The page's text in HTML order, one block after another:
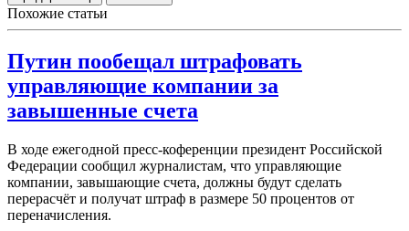
Похожие статьи
Путин пообещал штрафовать
управляющие компании за
завышенные счета
В ходе ежегодной пресс-коференции президент Российской
Федерации сообщил журналистам, что управляющие
компании, завышающие счета, должны будут сделать
перерасчёт и получат штраф в размере 50 процентов от
переначисления.